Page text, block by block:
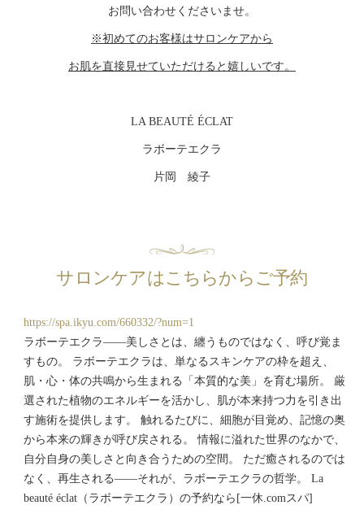
お問い合わせくださいませ。
※初めてのお客様はサロンケアから
お肌を直接見せていただけると嬉しいです。
LA BEAUTÉ ÉCLAT
ラボーテエクラ
片岡 綾子
サロンケアはこちらからご予約
https://spa.ikyu.com/660332/?num=1
ラボーテエクラ——美しさとは、纏うものではなく、呼び覚ま
すもの。 ラボーテエクラは、単なるスキンケアの枠を超え、
肌・心・体の共鳴から生まれる「本質的な美」を育む場所。 厳
選された植物のエネルギーを活かし、肌が本来持つ力を引き出
す施術を提供します。 触れるたびに、細胞が目覚め、記憶の奥
から本来の輝きが呼び戻される。 情報に溢れた世界のなかで、
自分自身の美しさと向き合うための空間。 ただ癒されるのでは
なく、再生される——それが、ラボーテエクラの哲学。 La
beauté éclat（ラボーテエクラ）の予約なら[一休.comスパ]